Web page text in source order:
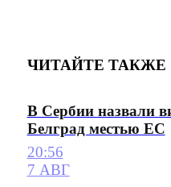
ЧИТАЙТЕ ТАКЖЕ
В Сербии назвали
Белград местью ЕС
20:56
7 АВГ